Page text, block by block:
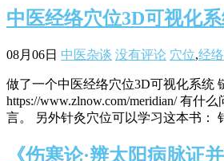
中医经络穴位3D可视化
08月06日 中医杂谈 没有评论 穴位,经络
做了一个中医经络穴位3D可视化系统
https://www.zlnow.com/meridian/ 有什
言。 另外针灸穴位可以学习这本书：
《伤寒论·辨太阳病脉证